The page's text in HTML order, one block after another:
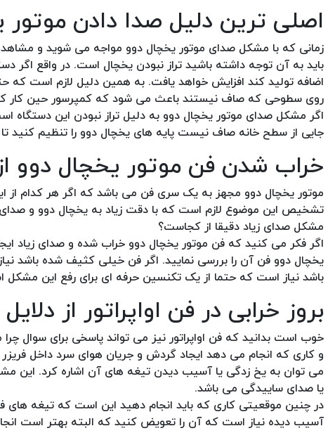
اصلی ترین دلیل صدا دادن
زمانی که با مشکل صدای موتور یخچال دوو مواجه می شوید و
باید به آن توجه داشته باشید تراز نبودن یخچال است. در واقع اگر
اضافه تولید کند افزایش خواهد یافت. به همین دلیل لازم است که
روی سطوحی که صاف نیستند باعث می شود که کمپرسور حین کار
اگر مشکل صدای موتور یخچال دوو به دلیل تراز نبودن این
جایی از سطح خانه صاف نیست پایه های یخچال دوو را تنظیم کنید تا
خراب شدن فن موتور یخچال دوو
موتور یخچال دوو مجهز به یک سری فن می باشد که اگر هر کدام از
تشخیص این موضوع لازم است که با دقت زیاد به یخچال دوو و
مشکل صدای زیاد دقیقا از کجاست؟
اگر فکر می کنید که فن موتور یخچال دوو خراب شده و صدای زیاد
یخچال دوو فن آن را بررسی نمایید. اگر فن خیلی کثیف شده باشد
باشد نیاز است که حتما از یک تکنسین حرفه ای برای رفع این مشکل
بروز خرابی در فن اواپراتور از
خوب است بدانید که فن اواپراتور نیز می تواند پاسخی برای سوال
و کاری که انجام می دهد ایجاد گردش و جریان هوای سرد داخل
می توان به یخ زدگی یا آسیب دیدن تیغه های آن اشاره کرد. این
یا صدای ساییدگی می باشد.
در چنین موقعیتی کاری که باید انجام دهید این است که تیغه های
آسیب دیده نیاز است که آن را تعویض کنید که البته بهتر است